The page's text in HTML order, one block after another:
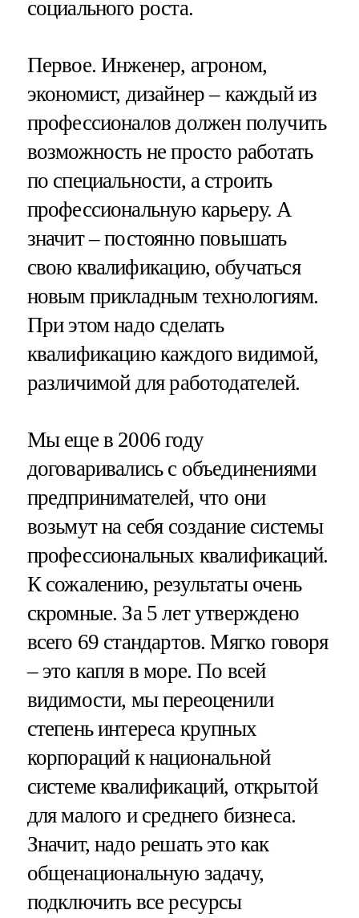
социального роста.
Первое. Инженер, агроном,
экономист, дизайнер – каждый из
профессионалов должен получить
возможность не просто работать
по специальности, а строить
профессиональную карьеру. А
значит – постоянно повышать
свою квалификацию, обучаться
новым прикладным технологиям.
При этом надо сделать
квалификацию каждого видимой,
различимой для работодателей.
Мы еще в 2006 году
договаривались с объединениями
предпринимателей, что они
возьмут на себя создание системы
профессиональных квалификаций.
К сожалению, результаты очень
скромные. За 5 лет утверждено
всего 69 стандартов. Мягко говоря
– это капля в море. По всей
видимости, мы переоценили
степень интереса крупных
корпораций к национальной
системе квалификаций, открытой
для малого и среднего бизнеса.
Значит, надо решать это как
общенациональную задачу,
подключить все ресурсы